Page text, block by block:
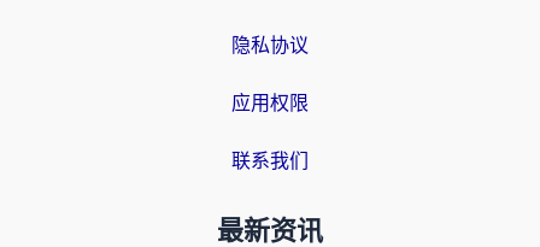
隐私协议
应用权限
联系我们
最新资讯